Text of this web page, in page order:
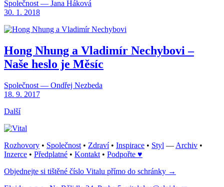
Společnost — Jana Háková
30. 1. 2018
Hong Nhung a Vladimír Nechybovi –
Naše heslo je Měsíc
Společnost — Ondřej Nezbeda
18. 9. 2017
Další
Rozhovory • Společnost • Zdraví• Inspirace • Styl — Archiv •
Inzerce • Předplatné • Kontakt • Podpořte ♥
Objednejte si tištěné číslo Vitalu přímo do schránky →